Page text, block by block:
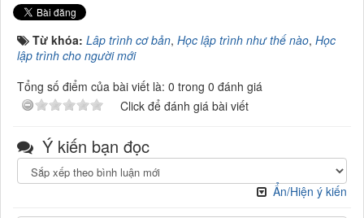
Từ khóa: Lâp trình cơ bản, Học lập trình như thế nào, Học
lập trình cho người mới
Tổng số điểm của bài viết là: 0 trong 0 đánh giá
Click để đánh giá bài viết
Ý kiến bạn đọc
Ẩn/Hiện ý kiến